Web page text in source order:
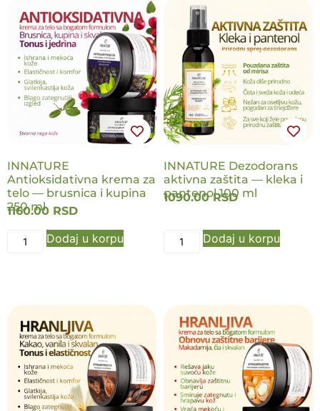
NOVO
INNATURE
Antioksidativna krema za
telo — brusnica i kupina
250 ml
1160.00 RSD
Dodaj u korpu
NOVO
INNATURE Dezodorans
aktivna zaštita — kleka i
pantenol 100 ml
1090.00RSD
Dodaj u korpu
NOVO NOVO